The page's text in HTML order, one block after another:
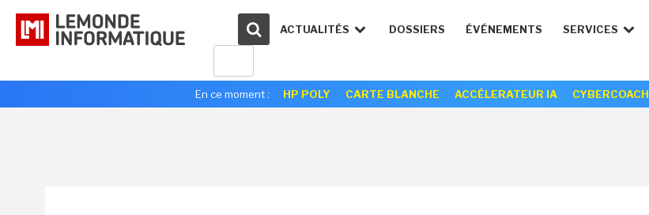
ACTUALITÉS DOSSIERS ÉVÉNEMENTS SERVICES
En ce moment : HP POLY CARTE BLANCHE ACCÉLERATEUR IA CYBERCOACH